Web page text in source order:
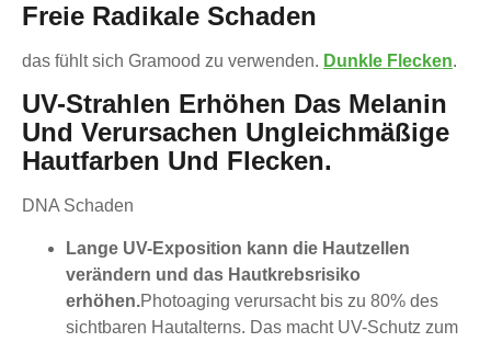
Freie Radikale Schaden
das fühlt sich Gramood zu verwenden. Dunkle Flecken.
UV-Strahlen Erhöhen Das Melanin
Und Verursachen Ungleichmäßige
Hautfarben Und Flecken.
DNA Schaden
Lange UV-Exposition kann die Hautzellen
verändern und das Hautkrebsrisiko
erhöhen.Photoaging verursacht bis zu 80% des
sichtbaren Hautalterns. Das macht UV-Schutz zum